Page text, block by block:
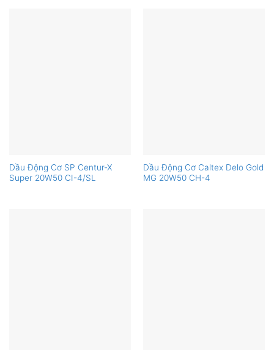
Dầu Động Cơ SP Centur-X
Super 20W50 CI-4/SL
Dầu Động Cơ Caltex Delo Gold
MG 20W50 CH-4